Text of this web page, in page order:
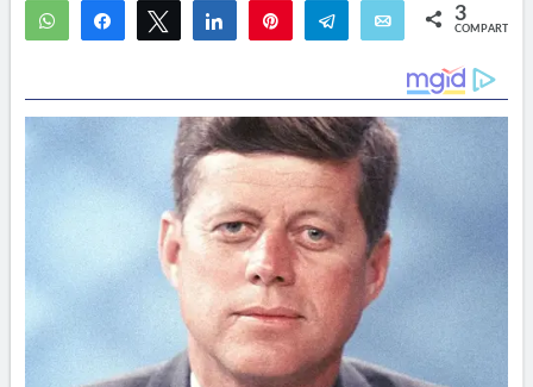
WhatsAppCompartirTwittear Compartir Telegram Email 3
COMPARTIR